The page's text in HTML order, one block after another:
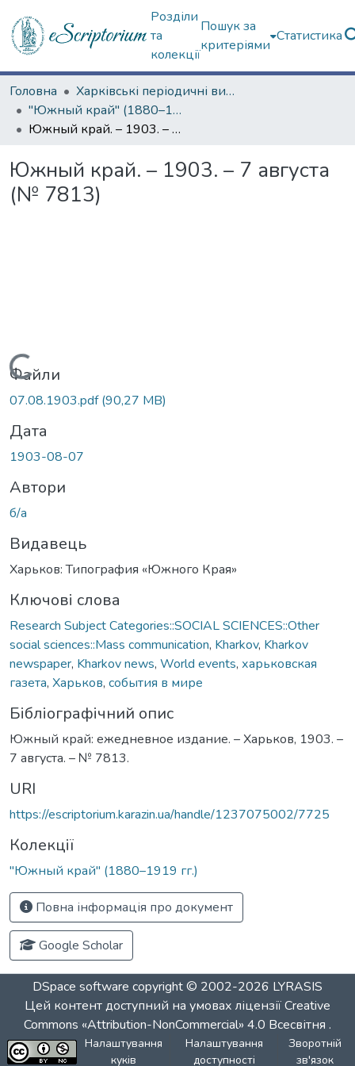
Розділи
та
колекції
Пошук за
критеріями
Статистика
Головна
Харківські періодичні видання
"Южный край" (1880–1919 гг.)
Южный край. – 1903. – 7 августа (№ 7813)
Южный край. – 1903. – 7 августа
(№ 7813)
Вантажиться...
Файли
07.08.1903.pdf(90,27 MB)
Дата
1903-08-07
Автори
б/а
Видавець
Харьков: Типография «Южного Края»
Ключові слова
Research Subject Categories::SOCIAL SCIENCES::Other
social sciences::Mass communication, Kharkov, Kharkov
newspaper, Kharkov news, World events, харьковская
газета, Харьков, события в мире
Бібліографічний опис
Южный край: ежедневное издание. – Харьков, 1903. –
7 августа. – № 7813.
URI
https://escriptorium.karazin.ua/handle/1237075002/7725
Колекції
"Южный край" (1880–1919 гг.)
Повна інформація про документ
Google Scholar
DSpace software copyright © 2002-2026 LYRASIS
Цей контент доступний на умовах ліцензіїCreative
Commons «Attribution-NonCommercial» 4.0 Всесвітня .
Налаштування
куків
Налаштування
доступності
Зворотній
зв'язок